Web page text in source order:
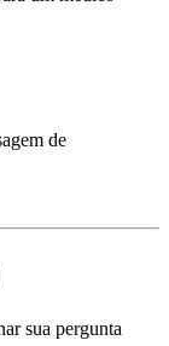
de
sua pergunta